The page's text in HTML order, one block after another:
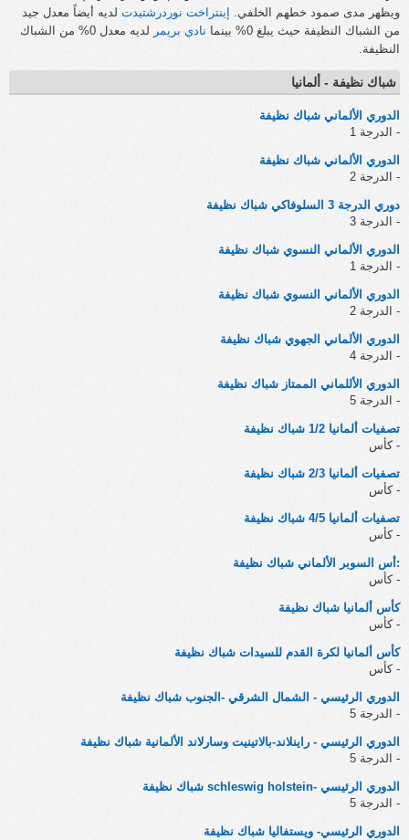
ويظهر مدى صمود خطهم الخلفي. إينتراخت نوردرشتيدت لديه أيضاً معدل جيد
من الشباك النظيفة حيث يبلغ 0% بينما
نادي بريمر
لديه معدل 0% من الشباك
النظيفة.
شباك نظيفة - ألمانيا
الدوري الألماني شباك نظيفة
- الدرجة 1
الدوري الألماني شباك نظيفة
- الدرجة 2
دوري الدرجة 3 السلوفاكي شباك نظيفة
- الدرجة 3
الدوري الألماني النسوي شباك نظيفة
- الدرجة 1
الدوري الألماني النسوي شباك نظيفة
- الدرجة 2
الدوري الألماني الجهوي شباك نظيفة
- الدرجة 4
الدوري الأللماني الممتاز شباك نظيفة
- الدرجة 5
تصفيات ألمانيا 1/2 شباك نظيفة
- كأس
تصفيات ألمانيا 2/3 شباك نظيفة
- كأس
تصفيات ألمانيا 4/5 شباك نظيفة
- كأس
:أس السوبر الألماني شباك نظيفة
- كأس
كأس ألمانيا شباك نظيفة
- كأس
كأس ألمانيا لكرة القدم للسيدات شباك نظيفة
- كأس
الدوري الرئيسي - الشمال الشرقي -الجنوب شباك نظيفة
- الدرجة 5
الدوري الرئيسي - راينلاند-بالاتينيت وسارلاند الألمانية شباك نظيفة
- الدرجة 5
الدوري الرئيسي -schleswig holstein شباك نظيفة
- الدرجة 5
الدوري الرئيسي- ويستفاليا شباك نظيفة